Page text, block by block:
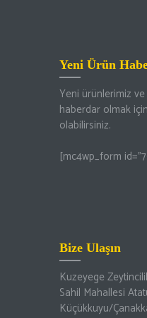
Yeni Ürün
Yeni ürünlerimiz ve
haberdar olmak
olabilirsiniz.
[mc4wp_form
Bize Ulaşın
Kuzeyege
Sahil Mahallesi
Küçükkuyu/